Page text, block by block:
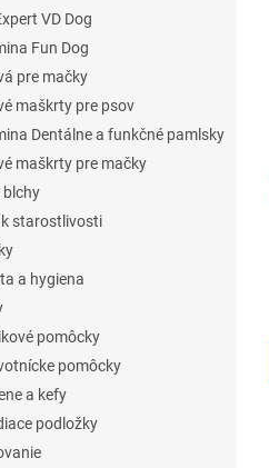
VD Dog
Fun Dog
pre mačky
maškrty pre psov
Dentálne a funkčné pamlsky
maškrty pre mačky
blchy
k starostlivosti
a hygiena
pomôcky
pomôcky
a kefy
podložky